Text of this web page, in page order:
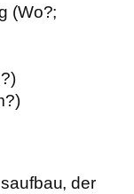
(Wo?;
der